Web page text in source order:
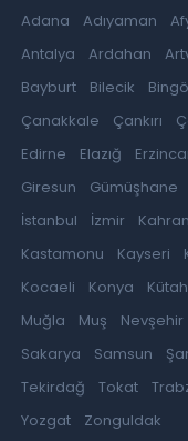
Adana Adıyaman
Antalya
Ardahan
Bayburt
Bilecik
Çanakkale
Çankırı
Edirne
Elazığ
Giresun
Gümüşhane
İstanbul
İzmir
Kastamonu
Kayseri
Kocaeli
Konya
Muğla
Muş Nevşehir
Sakarya
Samsun
Tekirdağ
Tokat
Yozgat
Zonguldak